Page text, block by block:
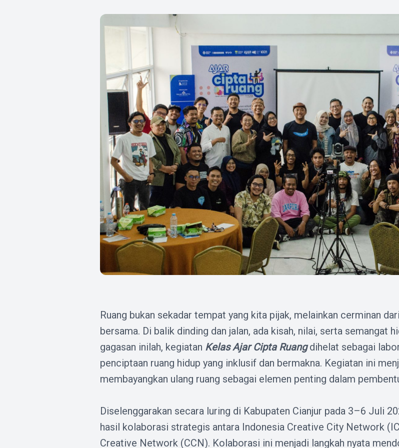
Ruang bukan sekadar tempat yang kita pijak, melainkan cerminan
bersama. Di balik dinding dan jalan, ada kisah, nilai, serta semangat
gagasan inilah, kegiatan Kelas Ajar Cipta Ruangdihelat sebagai
penciptaan ruang hidup yang inklusif dan bermakna. Kegiatan ini
membayangkan ulang ruang sebagai elemen penting dalam
Diselenggarakan secara luring di Kabupaten Cianjur pada 3–6 Juli
hasil kolaborasi strategis antara Indonesia Creative City Network
Creative Network (CCN). Kolaborasi ini menjadi langkah nyata